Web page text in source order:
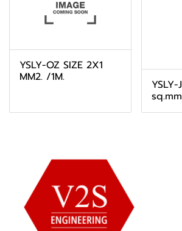
YSLY-OZ SIZE 2X1
MM2. /1M.